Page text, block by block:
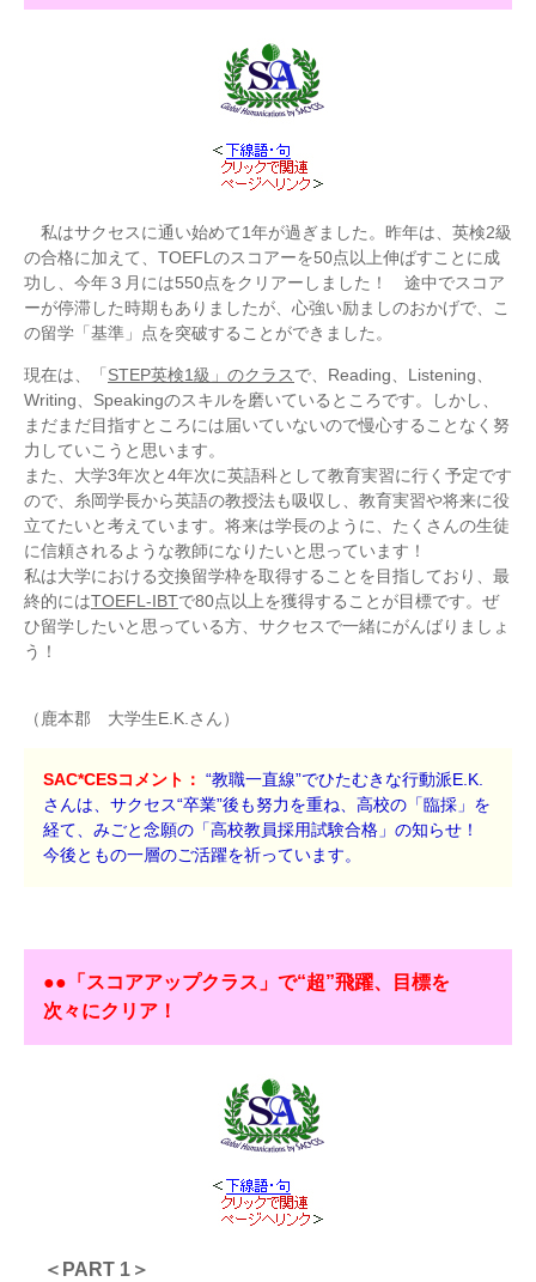
私はサクセスに通い始めて1年が過ぎました。昨年は、英検2級
の合格に加えて、TOEFLのスコアーを50点以上伸ばすことに成
功し、今年３月には550点をクリアーしました！ 途中でスコア
ーが停滞した時期もありましたが、心強い励ましのおかげで、こ
の留学「基準」点を突破することができました。
現在は、「 STEP英検1級」のクラスで、Reading、Listening、
Writing、Speakingのスキルを磨いているところです。しかし、
まだまだ目指すところには届いていないので慢心することなく努
力していこうと思います。
また、大学3年次と4年次に英語科として教育実習に行く予定です
ので、糸岡学長から英語の教授法も吸収し、教育実習や将来に役
立てたいと考えています。将来は学長のように、たくさんの生徒
に信頼されるような教師になりたいと思っています！
私は大学における交換留学枠を取得することを目指しており、最
終的にはTOEFL-IBTで80点以上を獲得することが目標です。ぜ
ひ留学したいと思っている方、サクセスで一緒にがんばりましょ
う！
（鹿本郡 大学生E.K.さん）
SAC*CESコメント： “教職一直線”でひたむきな行動派E.K.
さんは、サクセス“卒業”後も努力を重ね、高校の「臨採」を
経て、みごと念願の「高校教員採用試験合格」の知らせ！
今後ともの一層のご活躍を祈っています。
●●「スコアアップクラス」で“超”飛躍、目標を
次々にクリア！
＜PART 1＞